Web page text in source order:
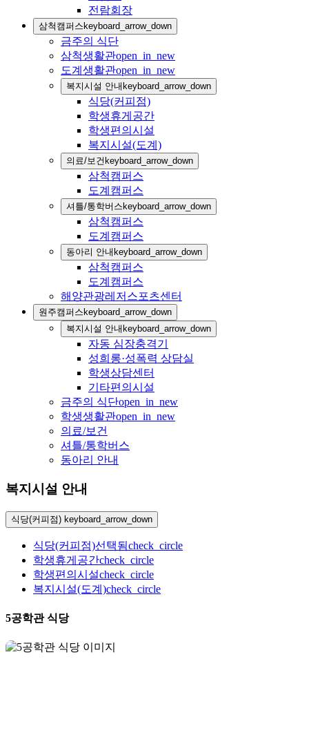
전람회장
삼척캠퍼스keyboard_arrow_down
금주의 식단
삼척생활관open_in_new
도계생활관open_in_new
복지시설 안내keyboard_arrow_down
식당(커피점)
학생휴게공간
학생편의시설
복지시설(도계)
의료/보건keyboard_arrow_down
삼척캠퍼스
도계캠퍼스
셔틀/통학버스keyboard_arrow_down
삼척캠퍼스
도계캠퍼스
동아리 안내keyboard_arrow_down
삼척캠퍼스
도계캠퍼스
해양관광레저스포츠센터
원주캠퍼스keyboard_arrow_down
복지시설 안내keyboard_arrow_down
자동 심장충격기
성희롱·성폭력 상담실
학생상담센터
기타편의시설
금주의 식단open_in_new
학생생활관open_in_new
의료/보건
셔틀/통학버스
동아리 안내
복지시설 안내
식당(커피점) keyboard_arrow_down
식당(커피점)선택됨check_circle
학생휴게공간check_circle
학생편의시설check_circle
복지시설(도계)check_circle
5공학관 식당